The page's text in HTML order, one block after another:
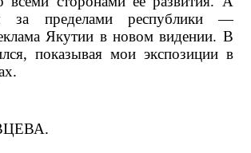
за пределами республики —
Якутии в новом видении. В
показывая мои экспозиции в